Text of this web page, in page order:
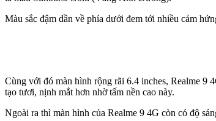
Màu sắc đậm dần về phía dưới đem tới nhiều cảm
Cùng với đó màn hình rộng rãi 6.4 inches, Realme 9
tạo tươi, nịnh mắt hơn nhờ tấm nền cao này.
Ngoài ra thì màn hình của Realme 9 4G còn có độ